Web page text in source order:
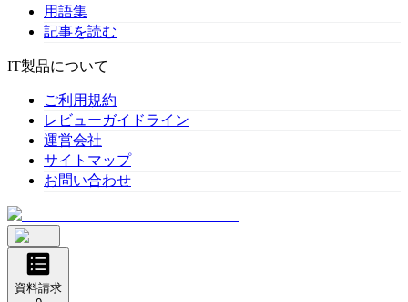
用語集
記事を読む
IT製品について
ご利用規約
レビューガイドライン
運営会社
サイトマップ
お問い合わせ
資料請求